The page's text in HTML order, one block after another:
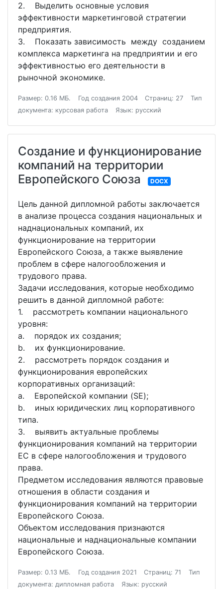
2. Выделить основные условия
эффективности маркетинговой стратегии
предприятия.
3. Показать зависимость между созданием
комплекса маркетинга на предприятии и его
эффективностью его деятельности в
рыночной экономике.
Размер: 0.16 МБ. Год создания 2004 Страниц: 27
Тип
документа: курсовая работа
Язык: русский
Создание и функционирование
компаний на территории
Европейского Союза
DOCX
Цель данной дипломной работы заключается
в анализе процесса создания национальных и
наднациональных компаний, их
функционирование на территории
Европейского Союза, а также выявление
проблем в сфере налогообложения и
трудового права.
Задачи исследования, которые необходимо
решить в данной дипломной работе:
1. рассмотреть компании национального
уровня:
a. порядок их создания;
b. их функционирование.
2. рассмотреть порядок создания и
функционирования европейских
корпоративных организаций:
a. Европейской компании (SE);
b. иных юридических лиц корпоративного
типа.
3. выявить актуальные проблемы
функционирования компаний на территории
ЕС в сфере налогообложения и трудового
права.
Предметом исследования являются правовые
отношения в области создания и
функционирования компаний на территории
Европейского Союза.
Объектом исследования признаются
национальные и наднациональные компании
Европейского Союза.
Размер: 0.13 МБ. Год создания 2021 Страниц: 71
Тип
документа: дипломная работа
Язык: русский